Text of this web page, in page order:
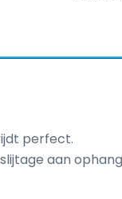
perfect.
aan